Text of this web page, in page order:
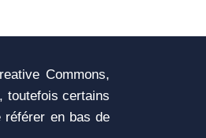
Commons,
toutefois certains
référer en bas de